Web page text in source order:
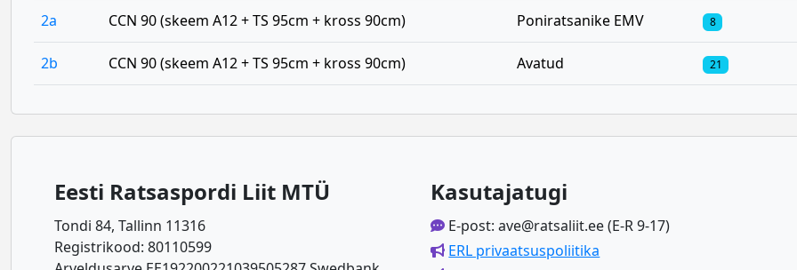
2a CCN 90 (skeem A12 + TS 95cm + kross 90cm) Poniratsanike EMV 8
2b CCN 90 (skeem A12 + TS 95cm + kross 90cm) Avatud 21
Eesti Ratsaspordi Liit MTÜ
Tondi 84, Tallinn 11316
Registrikood: 80110599
Kasutajatugi
E-post: ave@ratsaliit.ee (E-R 9-17)
ERL privaatsuspoliitika